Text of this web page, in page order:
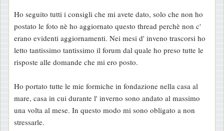
a
g
g
i
o
Ho seguito tutti i consigli che mi avete dato, solo che non ho
postato le foto nè ho aggiornato questo thread perchè non c'
erano evidenti aggiornamenti. Nei mesi d' inveno trascorsi ho
letto tantissimo tantissimo il forum dal quale ho preso tutte le
risposte alle domande che mi ero posto.
Ho portato tutte le mie formiche in fondazione nella casa al
mare, casa in cui durante l' inverno sono andato al massimo
una volta al mese. In questo modo mi sono obligato a non
stressarle.